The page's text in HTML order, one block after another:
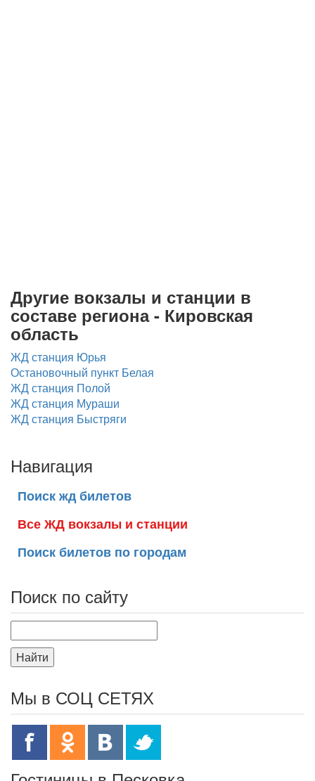
Другие вокзалы и станции в
составе региона - Кировская
область
ЖД станция Юрья
Остановочный пункт Белая
ЖД станция Полой
ЖД станция Мураши
ЖД станция Быстряги
Навигация
Поиск жд билетов
Все ЖД вокзалы и станции
Поиск билетов по городам
Поиск по сайту
Найти
Мы в СОЦ СЕТЯХ